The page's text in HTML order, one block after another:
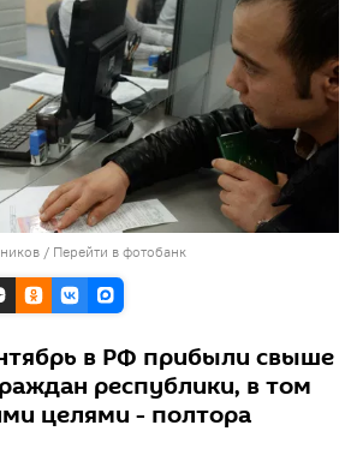
/ Перейти в фотобанк
в РФ прибыли свыше
республики, в том
целями - полтора